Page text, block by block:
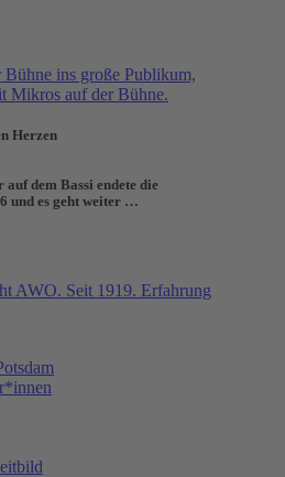
Herzen
dem Bassi endete die
und es geht weiter …